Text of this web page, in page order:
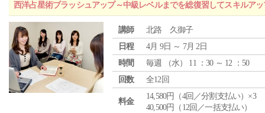
西洋占星術ブラッシュアップ～中級レベルまでを総復習してスキルア
講師
北路 久御子
日程
4月 9日 ～ 7月 2日
時間
毎週 （水） 11 ：30 ～ 12 ：50
回数
全12回
料金
14,580円（4回／分割支払い）×3
40,500円（12回／一括支払い）